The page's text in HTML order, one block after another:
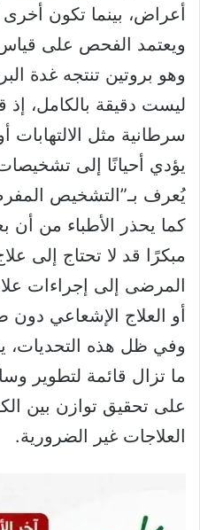
أعراض، بينما تكون
وهو بروتين تنتجه غدة
ليست دقيقة بالكامل، إذ
سرطانية مثل الالتهابات
يؤدي أحيانًا إلى
يُعرف بـ”التشخيص
كما يحذر الأطباء من أن
مبكرًا قد لا تحتاج إلى
المرضى إلى إجراءات
أو العلاج الإشعاعي دون
وفي ظل هذه التحديات،
ما تزال قائمة لتطوير
على تحقيق توازن بين
العلاجات غير الضرورية.